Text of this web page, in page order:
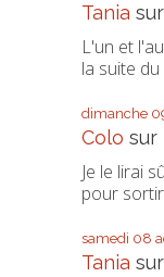
Tania sur
L'un et
la suite du
dimanche
Colo sur
Je le lirai
pour sortir
samedi 08
Tania sur